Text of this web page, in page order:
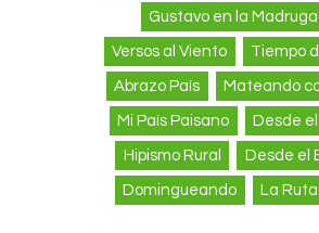
Gustavo en la
Versos al Viento Tiempo
Abrazo País Mateando
Mi País Paisano Desde
Hipismo Rural Desde el
Domingueando La